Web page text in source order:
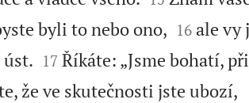
byli to nebo ono, 

16 ale vy
úst.
17 Říkáte: „Jsme bohatí,
že ve skutečnosti jste ubozí,